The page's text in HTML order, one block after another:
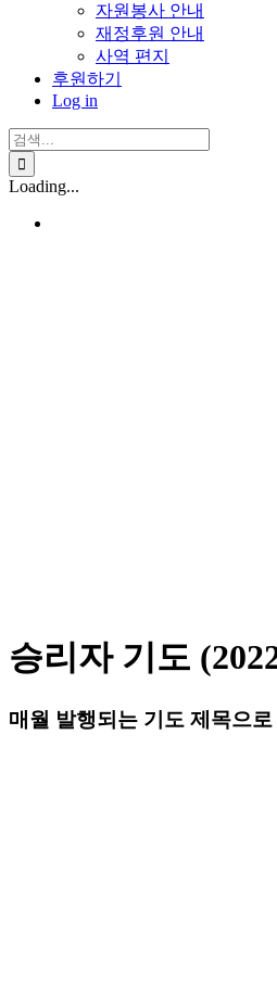
자원봉사 안내
재정후원 안내
사역 편지
후원하기
Log in
검
색:
Loading...
승리자 기도
매월 발행되는 기도 제목으